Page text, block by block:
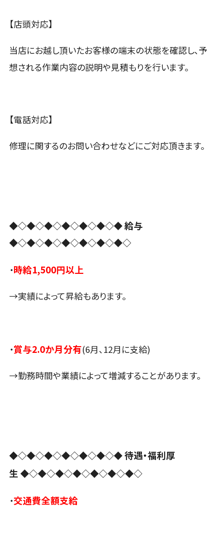
【店頭対応】
当店にお越し頂いたお客様の端末の状態を確認し、予
想される作業内容の説明や見積もりを行います。
【電話対応】
修理に関するのお問い合わせなどにご対応頂きます。
◆◇◆◇◆◇◆◇◆◇◆◇◆給与
◆◇◆◇◆◇◆◇◆◇◆◇◆◇
・時給1,500円以上
→実績によって昇給もあります。
・賞与2.0か月分有(6月、12月に支給)
→勤務時間や業績によって増減することがあります。
◆◇◆◇◆◇◆◇◆◇◆◇◆待遇・福利厚
生◆◇◆◇◆◇◆◇◆◇◆◇◆◇
・交通費全額支給